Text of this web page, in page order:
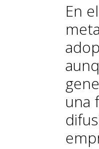
En
una